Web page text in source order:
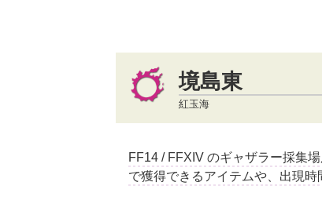
境島東
紅玉海
FF14 / FFXIV のギャザラー採集
で獲得できるアイテムや、出現時